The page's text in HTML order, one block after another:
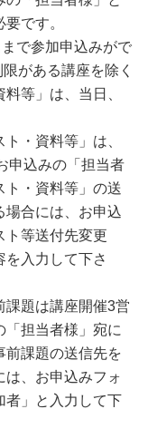
です。
で参加申込みがで
がある講座を除く
等」は、当日、
・資料等」は、
申込みの「担当者
ト・資料等」の送
場合には、お申込
ト等送付先変更
入力して下さ
課題は講座開催3営
「担当者様」宛に
前課題の送信先を
は、お申込みフォ
者」と入力して下